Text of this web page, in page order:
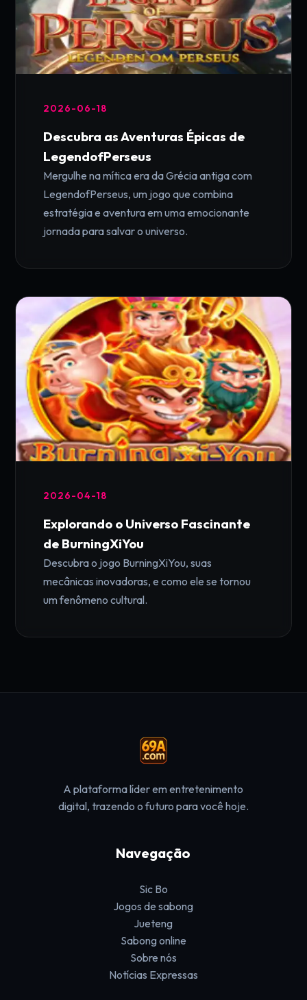
2026-06-18
Descubra as Aventuras Épicas de
LegendofPerseus
Mergulhe na mítica era da Grécia antiga com
LegendofPerseus, um jogo que combina
estratégia e aventura em uma emocionante
jornada para salvar o universo.
2026-04-18
Explorando o Universo Fascinante
de BurningXiYou
Descubra o jogo BurningXiYou, suas
mecânicas inovadoras, e como ele se tornou
um fenômeno cultural.
A plataforma líder em entretenimento
digital, trazendo o futuro para você hoje.
Navegação
Sic Bo
Jogos de sabong
Jueteng
Sabong online
Sobre nós
Notícias Expressas